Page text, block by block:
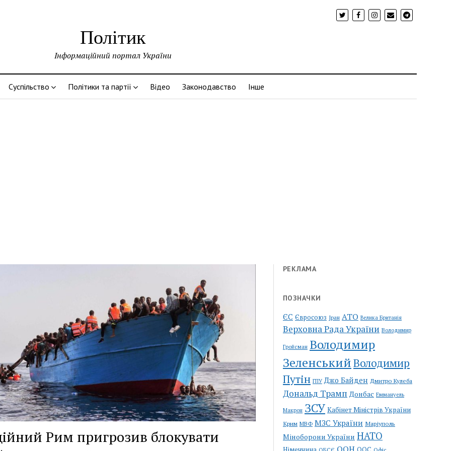
Політик
Інформаційний портал України
Суспільство Політики та партії Відео Законодавство Інше
Рим пригрозив блокувати
РЕКЛАМА
ПОЗНАЧКИ
ЄС Євросоюз Іран АТО Велика Британія
Верховна Рада України Володимир
Гройсман Володимир
ЗеленськийВолодимир
Путін ГПУ Джо Байден Дмитро Кулеба
Дональд Трамп Донбас Еммануель
Макрон ЗСУ Кабінет Міністрів України
Крим МВФ МЗС України Маріуполь
Міноборони України НАТО
ОБСЄ ООН